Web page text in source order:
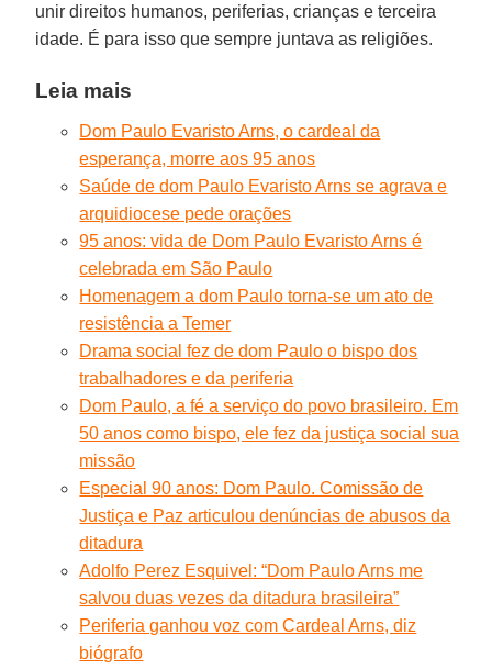
unir direitos humanos, periferias, crianças e terceira
idade. É para isso que sempre juntava as religiões.
Leia mais
Dom Paulo Evaristo Arns, o cardeal da
esperança, morre aos 95 anos
Saúde de dom Paulo Evaristo Arns se agrava e
arquidiocese pede orações
95 anos: vida de Dom Paulo Evaristo Arns é
celebrada em São Paulo
Homenagem a dom Paulo torna-se um ato de
resistência a Temer
Drama social fez de dom Paulo o bispo dos
trabalhadores e da periferia
Dom Paulo, a fé a serviço do povo brasileiro. Em
50 anos como bispo, ele fez da justiça social sua
missão
Especial 90 anos: Dom Paulo. Comissão de
Justiça e Paz articulou denúncias de abusos da
ditadura
Adolfo Perez Esquivel: “Dom Paulo Arns me
salvou duas vezes da ditadura brasileira”
Periferia ganhou voz com Cardeal Arns, diz
biógrafo